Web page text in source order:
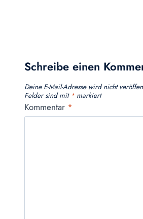
Schreibe einen
Deine E-Mail-Adresse wird nicht
Felder sind mit *markiert
Kommentar *